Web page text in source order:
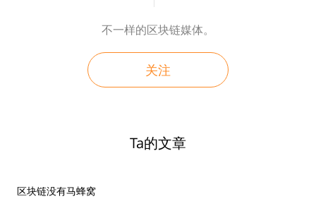
不一样的区块链媒体。
关注
Ta的文章
区块链没有马蜂窝